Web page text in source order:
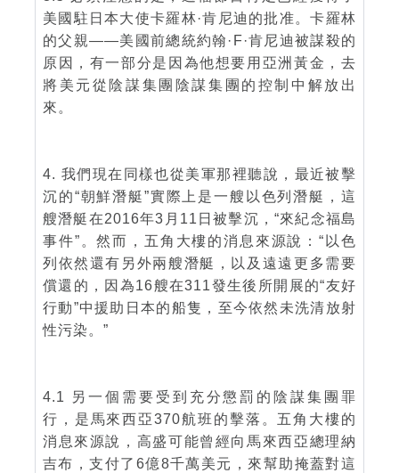
美國駐日本大使卡羅林·肯尼迪的批准。卡羅林
的父親——美國前總統約翰·F·肯尼迪被謀殺的
原因，有一部分是因為他想要用亞洲黃金，去
將美元從陰謀集團陰謀集團的控制中解放出
來。
4. 我們現在同樣也從美軍那裡聽說，最近被擊
沉的“朝鮮潛艇”實際上是一艘以色列潛艇，這
艘潛艇在2016年3月11日被擊沉，“來紀念福島
事件”。然而，五角大樓的消息來源說：“以色
列依然還有另外兩艘潛艇，以及遠遠更多需要
償還的，因為16艘在311發生後所開展的“友好
行動”中援助日本的船隻，至今依然未洗清放射
性污染。”
4.1 另一個需要受到充分懲罰的陰謀集團罪
行，是馬來西亞370航班的擊落。五角大樓的
消息來源說，高盛可能曾經向馬來西亞總理納
吉布，支付了6億8千萬美元，來幫助掩蓋對這